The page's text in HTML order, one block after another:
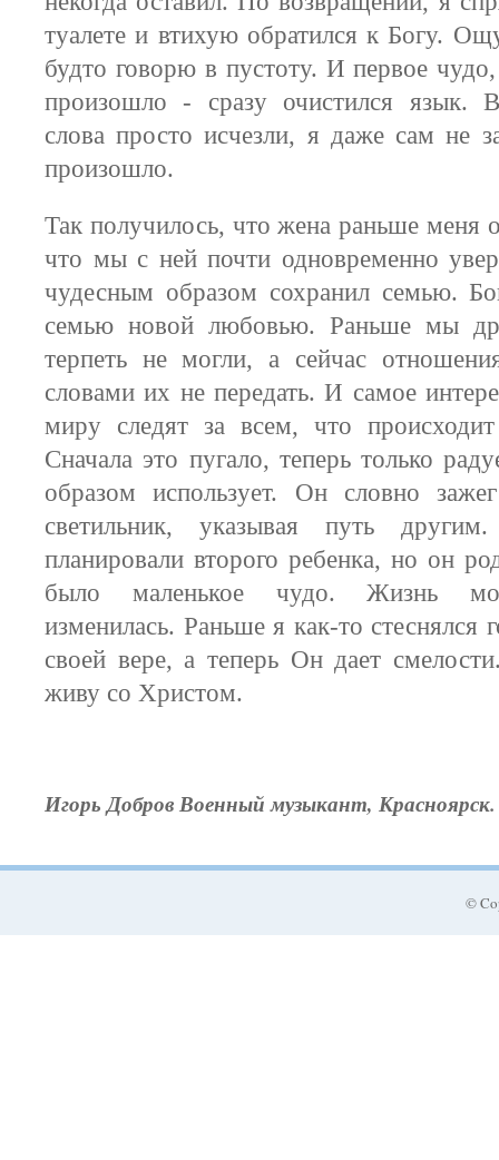
туалете и втихую обратился к Богу.
будто говорю в пустоту. И первое
произошло - сразу очистился язык.
слова просто исчезли, я даже сам не
произошло.
Так получилось, что жена раньше меня
что мы с ней почти одновременно
чудесным образом сохранил семью.
семью новой любовью. Раньше мы
терпеть не могли, а сейчас
словами их не передать. И самое
миру следят за всем, что
Сначала это пугало, теперь только
образом использует. Он словно
светильник, указывая путь
планировали второго ребенка, но он
было маленькое чудо. Жизнь
изменилась. Раньше я как-то стеснялся
своей вере, а теперь Он дает
живу со Христом.
Игорь ДобровВоенный музыкант, Красноярск.
©